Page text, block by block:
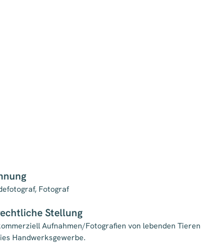
Fotograf
Stellung
Aufnahmen/Fotografien von lebenden
Handwerksgewerbe.